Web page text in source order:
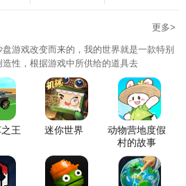
更多>
游戏改变而来的，我的世界就是一款特别
性，根据游戏中所供给的道具去
王 迷你世界
动物营地度假
村的故事